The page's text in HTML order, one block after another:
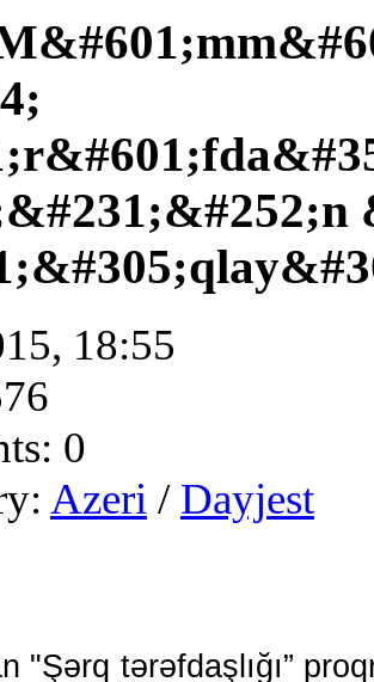
18:55
0
Azeri / Dayjest
"Şərq tərəfdaşlığı”